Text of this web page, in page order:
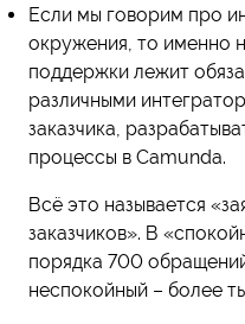
Если мы говорим про
окружения, то именно
поддержки лежит
различными
заказчика,
процессы в Camunda.
Всё это называется
заказчиков». В
порядка 700
неспокойный – более